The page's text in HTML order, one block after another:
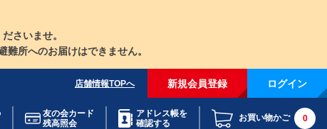
さいませ。
所へのお届けはできません。
店舗情報TOPへ 新規会員登録 ログイン
友の会カード
残高照会
アドレス帳を
確認する
お買い物かご 0